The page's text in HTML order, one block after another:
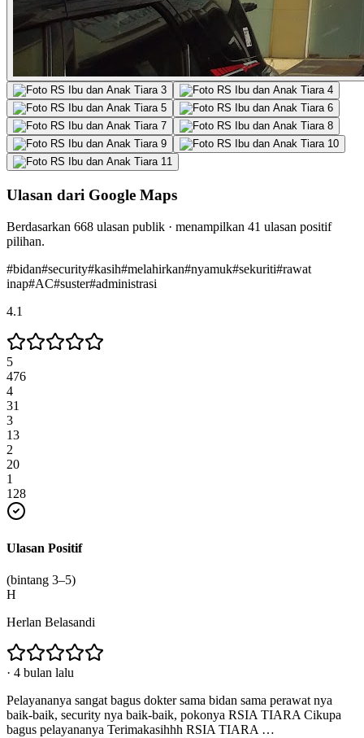
Ulasan dari Google Maps
Berdasarkan 668 ulasan publik · menampilkan 41 ulasan positif
pilihan.
#bidan#security#kasih#melahirkan#nyamuk#sekuriti#rawat
inap#AC#suster#administrasi
4.1
5
476
4
31
3
13
2
20
1
128
Ulasan Positif
(bintang 3–5)
H
Herlan Belasandi
· 4 bulan lalu
Pelayananya sangat bagus dokter sama bidan sama perawat nya
baik-baik, security nya baik-baik, pokonya RSIA TIARA Cikupa
bagus pelayananya Terimakasihhh RSIA TIARA …